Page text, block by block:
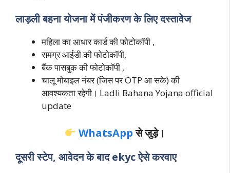
लाड़ली बहना योजना में पंजीकरण के लिए दस्तावेज
महिला का आधार कार्ड की फोटोकॉपी ,
समग्र आईडी की फोटोकॉपी,
बैंक पासबुक की फोटोकॉपी ,
चालू मोबाइल नंबर (जिस पर OTP आ सके) की
आवश्यकता रहेगी। Ladli Bahana Yojana official
update
WhatsAppसे जुड़े।
दूसरी स्टेप, आवेदन के बाद ekyc ऐसे करवाए